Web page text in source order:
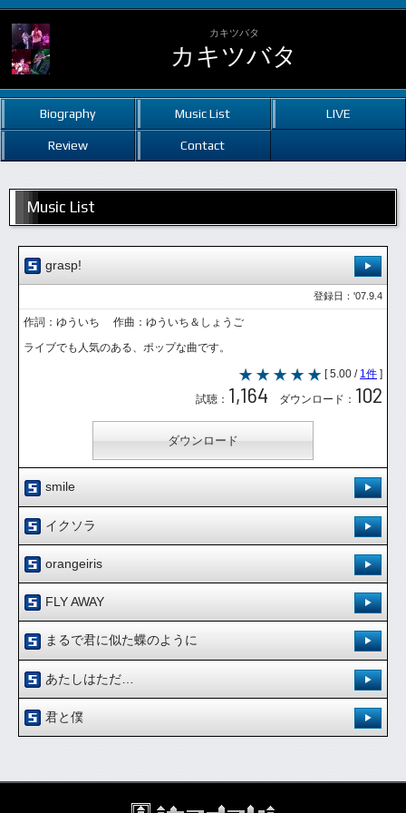
カキツバタ
カキツバタ
Biography Music List LIVE
Review Contact
Music List
grasp!
登録日：'07.9.4
作詞：ゆういち 作曲：ゆういち＆しょうご
ライブでも人気のある、ポップな曲です。
[ 5.00 / 1件 ]
試聴： 1,164 ダウンロード： 102
ダウンロード
smile
登録日：'07.9.4
作詞・作曲：ゆういち
聴く人が笑顔になれば良いなと思いつくりました。
[ 0.00 / 0件 ]
試聴：876ダウンロード：42
ダウンロード
イクソラ
登録日：'07.9.4
作詞・作曲：ゆういち
恋する女の子のまっすぐな気持ちを歌った曲です。
[ 0.00 / 0件 ]
試聴：904ダウンロード：64
ダウンロード
orangeiris
登録日：'07.9.4
作詞・作曲：ゆういち
あなたに贈るカキツバタからの応援歌。
[ 0.00 / 0件 ]
試聴：766ダウンロード：24
ダウンロード
FLY AWAY
登録日：'07.9.4
作詞・作曲：しょうご
ベースラインが印象的な疾走感のある曲です。空飛べます。
[ 0.00 / 0件 ]
試聴：811ダウンロード：38
まるで君に似た蝶のように
登録日：'09.11.19
作詞：かおり 作曲：しょうご
蝶々舞う小春日にこの曲を持ってピクニック!!
あたしはただ…
登録日：'09.11.19
作詞：かおり 作曲：しょうご
君と僕